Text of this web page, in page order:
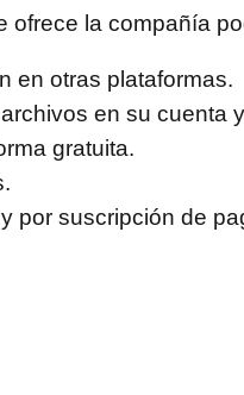
ofrece la compañía
en otras plataformas.
en su cuenta
gratuita.
por suscripción de